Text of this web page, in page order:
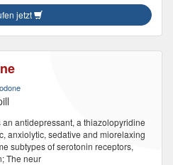
jetzt
an antidepressant, a thiazolopyridine
anxiolytic, sedative and miorelaxing
subtypes of serotonin receptors,
The neur